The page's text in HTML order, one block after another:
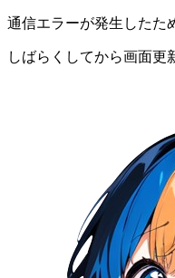
通信エラーが発生したた
しばらくしてから画面更